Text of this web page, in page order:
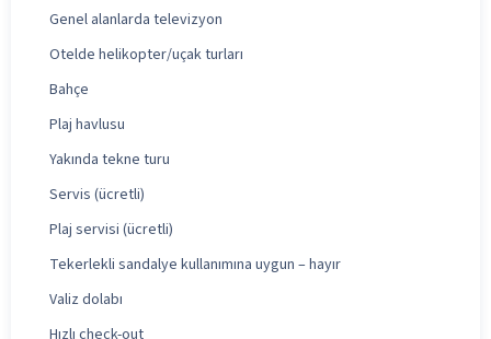
Genel alanlarda televizyon
Otelde helikopter/uçak turları
Bahçe
Plaj havlusu
Yakında tekne turu
Servis (ücretli)
Plaj servisi (ücretli)
Tekerlekli sandalye kullanımına uygun – hayır
Valiz dolabı
Hızlı check-out